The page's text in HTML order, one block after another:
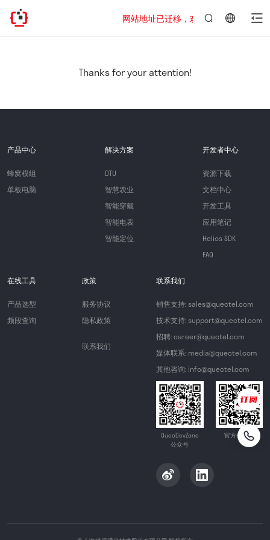
网站地址已迁移，欢迎访问新址：
Thanks for your attention!
产品中心
蜂窝模组
单板电脑
解决方案
DTU
智慧农业
智能穿戴
智能电表
智能定位
开发者中心
资源下载
文档中心
开发工具
应用笔记
Helios SDK
FAQ
在线工具
产品选型
频段查询
政策
服务协议
隐私政策
联系我们
联系我们
销售支持: sales@quectel.com
技术支持: support@quectel.com
招聘: career@quectel.com
媒体联系: media@quectel.com
其他咨询: info@quectel.com
QuecDevZone
公众号
官方公众号